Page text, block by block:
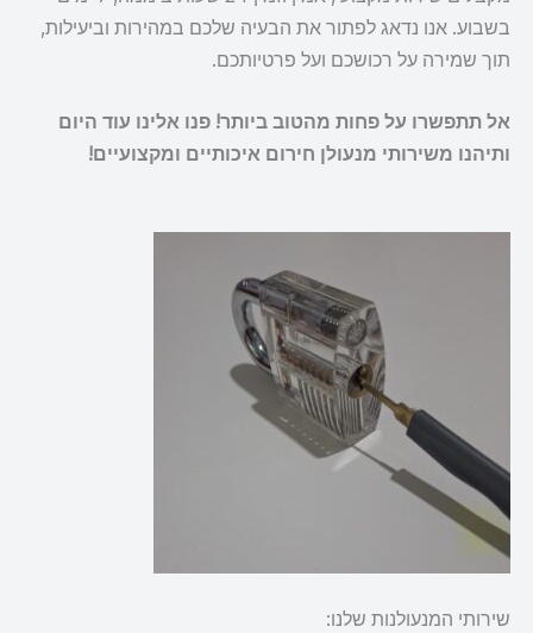
בשבוע. אנו נדאג לפתור את הבעיה שלכם במהירות וביעילות,
תוך שמירה על רכושכם ועל פרטיותכם.
אל תתפשרו על פחות מהטוב ביותר! פנו אלינו עוד היום
ותיהנו משירותי מנעולן חירום איכותיים ומקצועיים!
שירותי המנעולנות שלנו: